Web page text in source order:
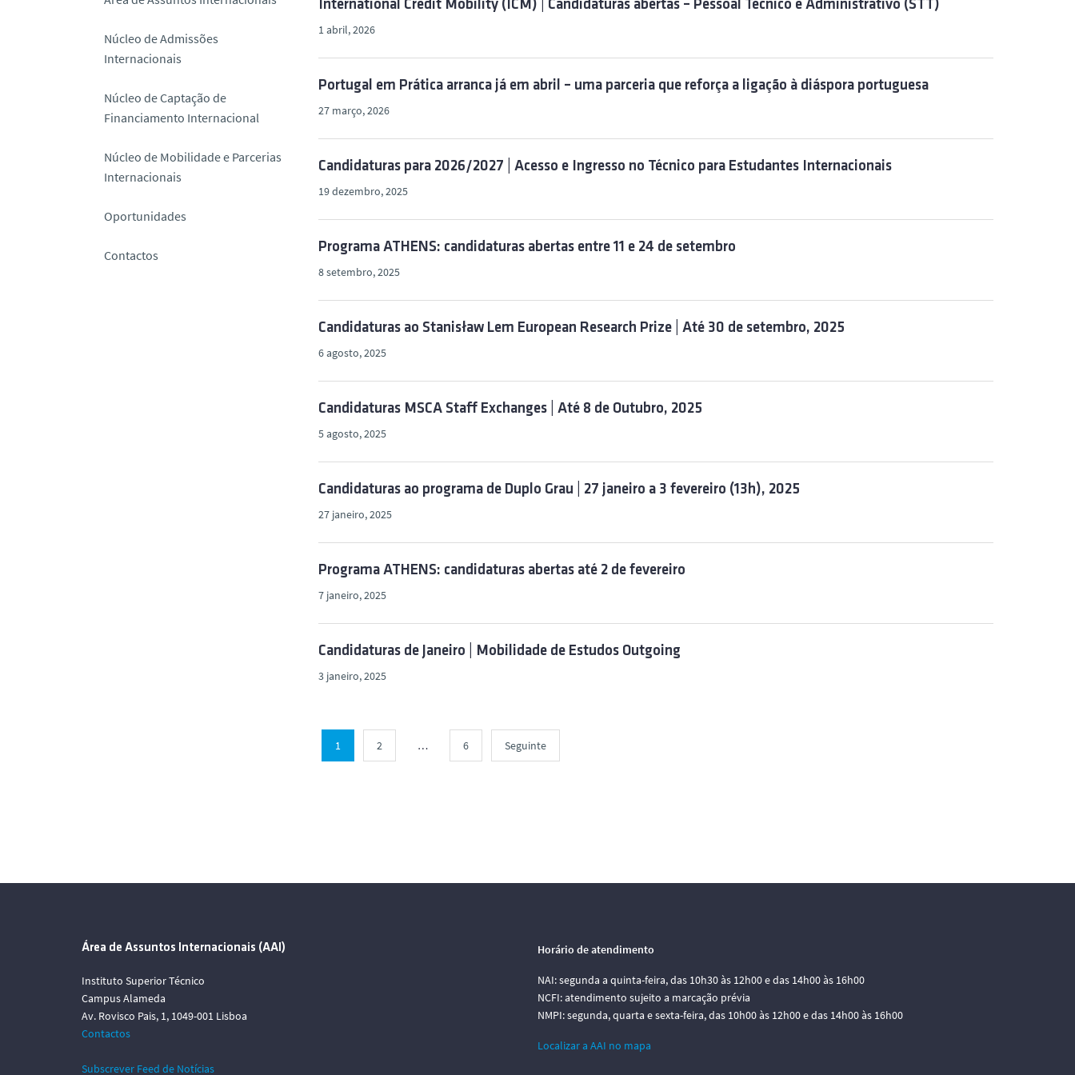
Núcleo de Admissões
Internacionais
Núcleo de Captação de
Financiamento Internacional
Núcleo de Mobilidade e Parcerias
Internacionais
Oportunidades
Contactos
International Credit Mobility (ICM) | Candidaturas abertas – Pessoal Técnico e Administrativo (STT)
1 abril, 2026
Portugal em Prática arranca já em abril – uma parceria que reforça a ligação à diáspora portuguesa
27 março, 2026
Candidaturas para 2026/2027 | Acesso e Ingresso no Técnico para Estudantes Internacionais
19 dezembro, 2025
Programa ATHENS: candidaturas abertas entre 11 e 24 de setembro
8 setembro, 2025
Candidaturas ao Stanisław Lem European Research Prize | Até 30 de setembro, 2025
6 agosto, 2025
Candidaturas MSCA Staff Exchanges | Até 8 de Outubro, 2025
5 agosto, 2025
Candidaturas ao programa de Duplo Grau | 27 janeiro a 3 fevereiro (13h), 2025
27 janeiro, 2025
Programa ATHENS: candidaturas abertas até 2 de fevereiro
7 janeiro, 2025
Candidaturas de Janeiro | Mobilidade de Estudos Outgoing
3 janeiro, 2025
1 2 … 6 Seguinte
Área de Assuntos Internacionais (AAI)
Instituto Superior Técnico
Campus Alameda
Av. Rovisco Pais, 1, 1049-001 Lisboa
Contactos
Subscrever Feed de Notícias
Horário de atendimento
NAI: segunda a quinta-feira, das 10h30 às 12h00 e das 14h00 às 16h00
NCFI: atendimento sujeito a marcação prévia
NMPI: segunda, quarta e sexta-feira, das 10h00 às 12h00 e das 14h00 às 16h00
Localizar a AAI no mapa